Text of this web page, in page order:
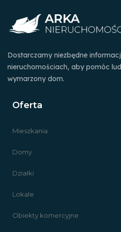
Dostarczamy niezbędne
nieruchomościach, aby pomóc
wymarzony dom.
Oferta
Mieszkania
Domy
Działki
Lokale
Obiekty komercyjne